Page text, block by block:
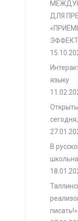
ДЛЯ
языку
В
писать!»